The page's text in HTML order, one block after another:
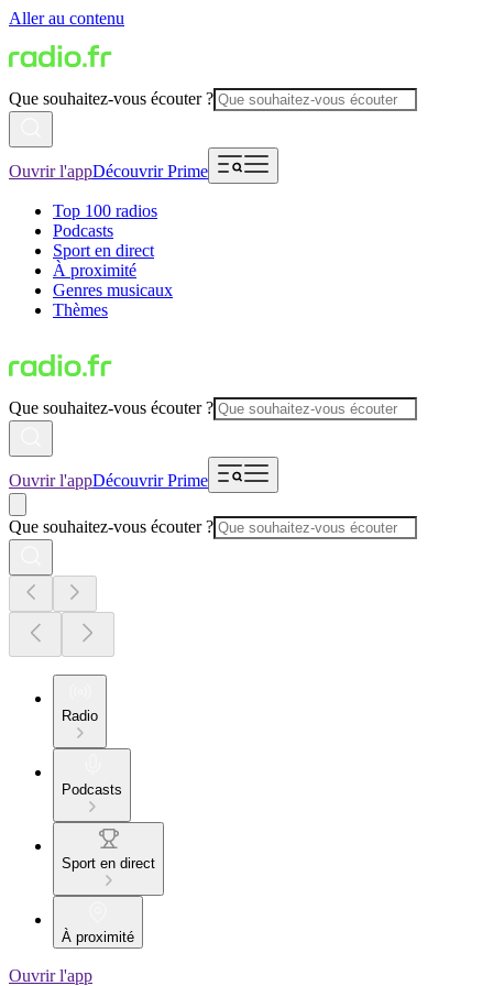
Aller au contenu
Que souhaitez-vous écouter ?
Ouvrir l'appDécouvrir Prime
Top 100 radios
Podcasts
Sport en direct
À proximité
Genres musicaux
Thèmes
Que souhaitez-vous écouter ?
Ouvrir l'appDécouvrir Prime
Que souhaitez-vous écouter ?
Radio
Podcasts
Sport en direct
À proximité
Ouvrir l'app